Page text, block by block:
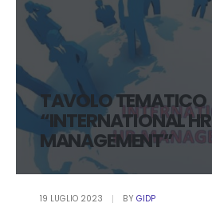
TAVOLO TEMATICO
“INTERNATIONAL HR
MANAGEMENT”
19 LUGLIO 2023 BY GIDP